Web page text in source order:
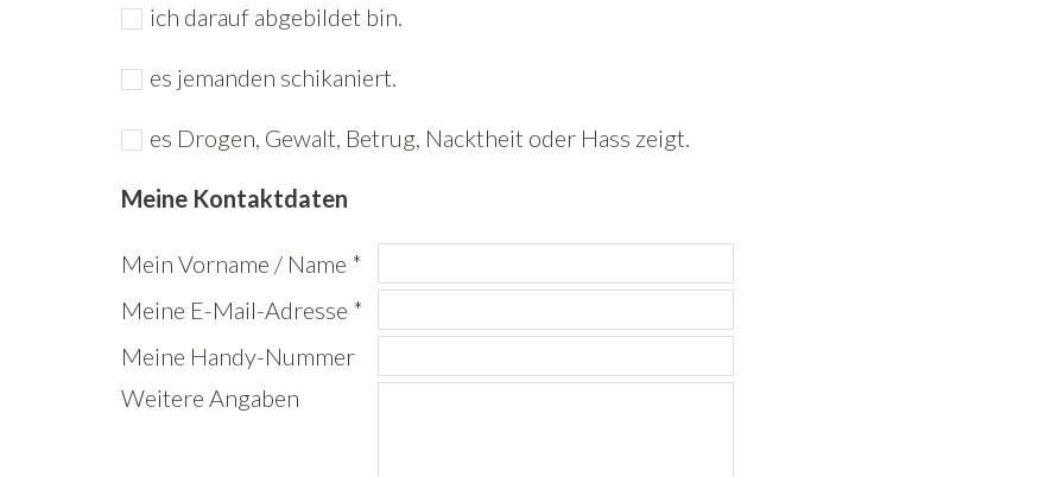
ich darauf abgebildet bin.
es jemanden schikaniert.
es Drogen, Gewalt, Betrug, Nacktheit oder Hass zeigt.
Meine Kontaktdaten
Mein Vorname / Name *
Meine E-Mail-Adresse *
Meine Handy-Nummer
Weitere Angaben